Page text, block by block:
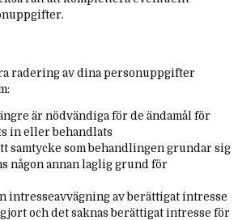
radering av dina personuppgifter
är nödvändiga för de ändamål för
in eller behandlats
samtycke som behandlingen grundar sig
någon annan laglig grund för
intresseavvägning av berättigat intresse
och det saknas berättigat intresse för